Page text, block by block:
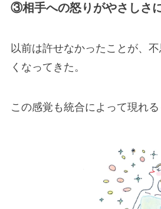
③相手への怒りがやさしさ
以前は許せなかったことが、
くなってきた。
この感覚も統合によって現れる